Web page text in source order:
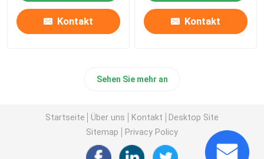
Kontakt Kontakt
Sehen Sie mehr an
Startseite Über uns Kontakt
Desktop Site
Sitemap
Privacy Policy